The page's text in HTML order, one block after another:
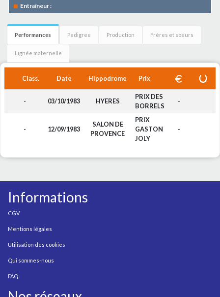
Entraîneur :
Performances Pedigree Production Frères et soeurs
Lignée maternelle
Class. Date Hippodrome Prix
- 03/10/1983 HYERES
PRIX DES
BORRELS
-
- 12/09/1983
SALON DE
PROVENCE
PRIX
GASTON
JOLY
-
Informations
CGV
Mentions légales
Utilisation des cookies
Qui sommes-nous
FAQ